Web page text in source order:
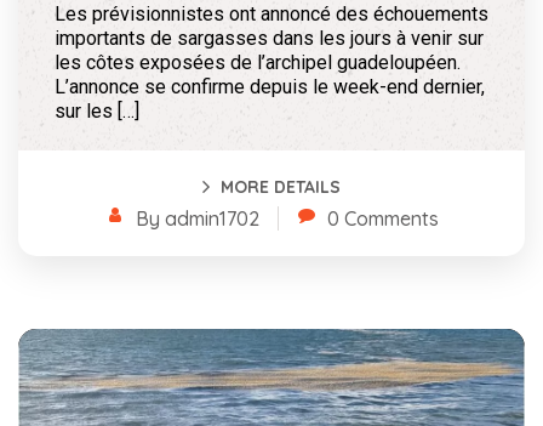
Les prévisionnistes ont annoncé des échouements
importants de sargasses dans les jours à venir sur
les côtes exposées de l’archipel guadeloupéen.
L’annonce se confirme depuis le week-end dernier,
sur les […]
MORE DETAILS
By admin1702 0 Comments